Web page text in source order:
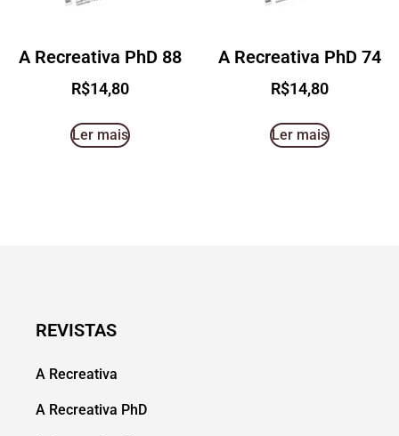
A Recreativa PhD 88
R$14,80
Ler mais
A Recreativa PhD 74
R$14,80
Ler mais
REVISTAS
A Recreativa
A Recreativa PhD